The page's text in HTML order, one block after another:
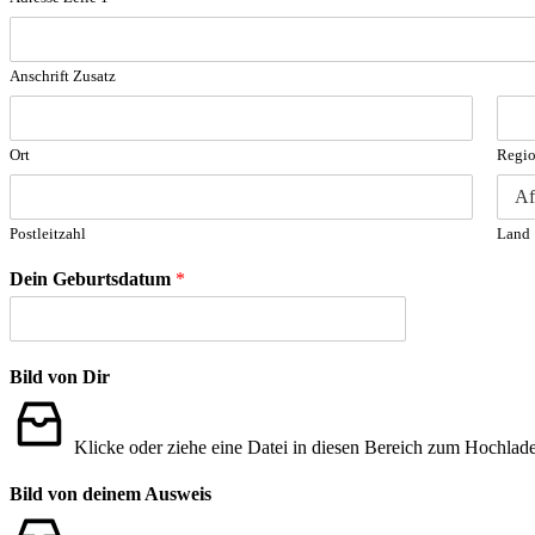
Anschrift Zusatz
Ort
Postleitzahl Land
Dein Geburtsdatum *
Bild von Dir
Klicke oder ziehe eine Datei in diesen Bereich zum
Bild von deinem Ausweis